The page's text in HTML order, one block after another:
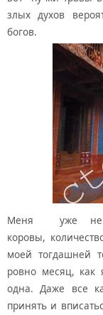
злых духов
богов.
Меня уже не
коровы,
моей тогдашней
ровно месяц, как
одна. Даже все
принять и